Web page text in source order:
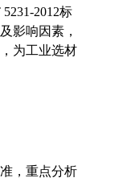
2012标
影响因素，
为工业选材
，重点分析